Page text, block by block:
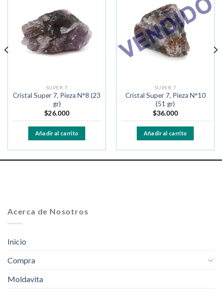
deseos
SUPER 7
Cristal Super 7, Pieza N°8 (23
gr)
$26.000
Añadir al carrito
Añadir
a la
lista de
SUPER 7
Cristal Super 7, Pieza N°10
(51 gr)
$36.000
Añadir al carrito
Acerca de Nosotros
Inicio
Compra
Moldavita